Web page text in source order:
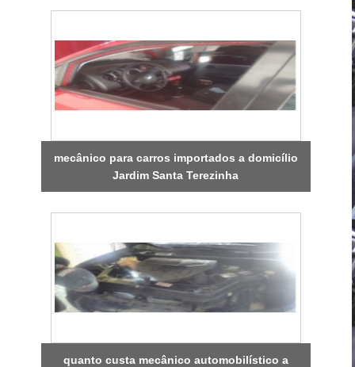
mecânico para carros importados a domicílio
Jardim Santa Terezinha
quanto custa mecânico automobilístico a